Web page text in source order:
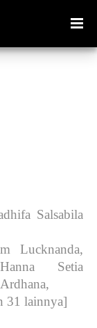
Salsabila
Lucknanda,
Hanna Setia
Ardhana,
31 lainnya]